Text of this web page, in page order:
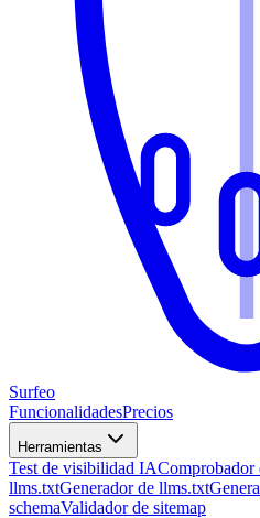
Surfeo
FuncionalidadesPrecios
Herramientas
Test de visibilidad IAComprobador
llms.txtGenerador de llms.txt
schemaValidador de sitemap